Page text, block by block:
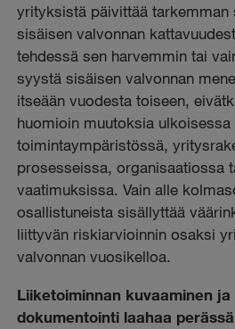
yrityksistä päivittää tarkemman
sisäisen valvonnan
tehdessä sen harvemmin tai
syystä sisäisen valvonnan
itseään vuodesta toiseen,
huomioin muutoksia ulkoisessa
toimintaympäristössä,
prosesseissa, organisaatiossa
vaatimuksissa. Vain alle
osallistuneista sisällyttää
liittyvän riskiarvioinnin osaksi
valvonnan vuosikelloa.
Liiketoiminnan kuvaaminen ja
dokumentointi laahaa perässä